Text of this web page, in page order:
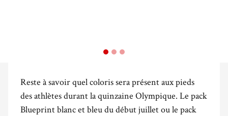
Reste à savoir quel coloris sera présent aux pieds
des athlètes durant la quinzaine Olympique. Le pack
Blueprint blanc et bleu du début juillet ou le pack